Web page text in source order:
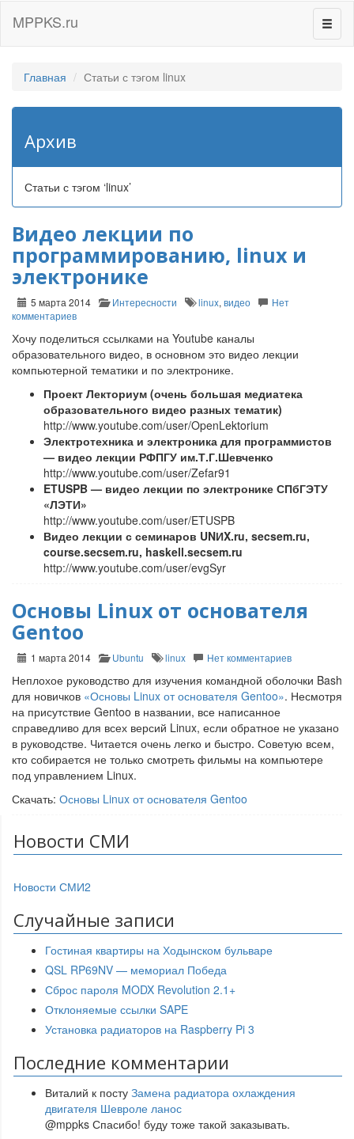
MPPKS.ru
Главная Статьи с тэгом linux
Архив
Статьи с тэгом ‘linux’
Видео лекции по
программированию, linux и
электронике
5 марта 2014 Интересности linux, видео
Нет
комментариев
Хочу поделиться ссылками на Youtube каналы
образовательного видео, в основном это видео лекции
компьютерной тематики и по электронике.
Проект Лекториум (очень большая медиатека
образовательного видео разных тематик)
http://www.youtube.com/user/OpenLektorium
Электротехника и электроника для программистов
— видео лекции РФПГУ им.Т.Г.Шевченко
http://www.youtube.com/user/Zefar91
ETUSPB — видео лекции по электронике СПбГЭТУ
«ЛЭТИ»
http://www.youtube.com/user/ETUSPB
Видео лекции с семинаров UNИX.ru, secsem.ru,
course.secsem.ru, haskell.secsem.ru
http://www.youtube.com/user/evgSyr
Основы Linux от основателя
Gentoo
1 марта 2014 Ubuntu linux Нет комментариев
Неплохое руководство для изучения командной оболочки Bash
для новичков «Основы Linux от основателя Gentoo». Несмотря
на присутствие Gentoo в названии, все написанное
справедливо для всех версий Linux, если обратное не указано
в руководстве. Читается очень легко и быстро. Советую всем,
кто собирается не только смотреть фильмы на компьютере
под управлением Linux.
Скачать: Основы Linux от основателя Gentoo
Новости СМИ
Новости СМИ2
Случайные записи
Гостиная квартиры на Ходынском бульваре
QSL RP69NV — мемориал Победа
Сброс пароля MODX Revolution 2.1+
Отклоняемые ссылки SAPE
Установка радиаторов на Raspberry Pi 3
Последние комментарии
Виталий к посту Замена радиатора охлаждения
двигателя Шевроле ланос
@mppks Спасибо! буду тоже такой заказывать.